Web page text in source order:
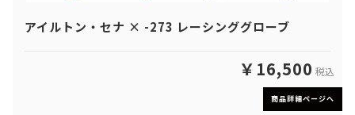
アイルトン・セナ × -273 レーシンググローブ
￥16,500 税込
商品詳細ページへ